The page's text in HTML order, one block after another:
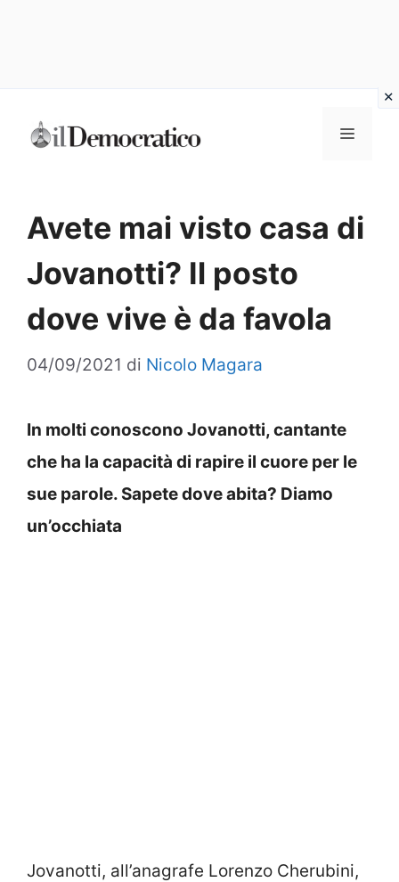
Menu
Avete mai visto casa di
Jovanotti? Il posto
dove vive è da favola
04/09/2021 di Nicolo Magara
In molti conoscono Jovanotti, cantante
che ha la capacità di rapire il cuore per le
sue parole. Sapete dove abita? Diamo
un’occhiata
Jovanotti, all’anagrafe Lorenzo Cherubini,